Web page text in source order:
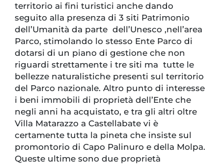
territorio ai fini turistici anche dando
seguito alla presenza di 3 siti Patrimonio
dell’Umanità da parte dell’Unesco ,nell’area
Parco, stimolando lo stesso Ente Parco di
dotarsi di un piano di gestione che non
riguardi strettamente i tre siti ma tutte le
bellezze naturalistiche presenti sul territorio
del Parco nazionale. Altro punto di interesse
i beni immobili di proprietà dell’Ente che
negli anni ha acquistato, e tra gli altri oltre
Villa Matarazzo a Castellabate vi è
certamente tutta la pineta che insiste sul
promontorio di Capo Palinuro e della Molpa.
Queste ultime sono due proprietà